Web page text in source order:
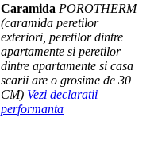
Caramida POROTHERM
(caramida peretilor
exteriori, peretilor dintre
apartamente si peretilor
dintre apartamente si casa
scarii are o grosime de 30
CM) Vezi declaratii
performanta